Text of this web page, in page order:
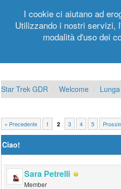
Registrati
Star Trek GDR Welcome
« Precedente 1 2 3 4 5
Ciao!
Sara Petrelli
Member
I cookie ci aiutano ad
Utilizzando i nostri servizi,
modalità d'uso dei